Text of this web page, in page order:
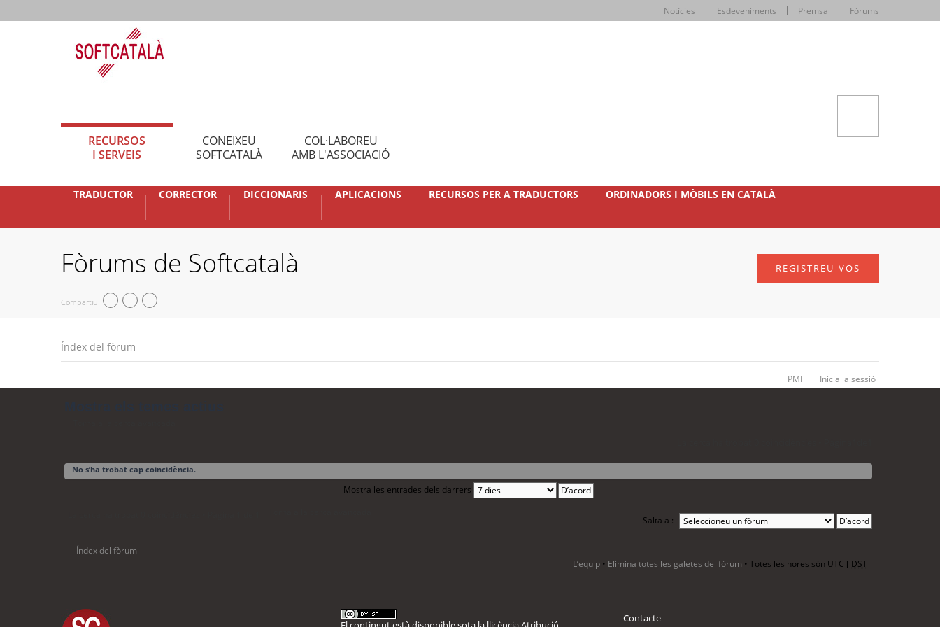
Notícies Esdeveniments Premsa Fòrums
RECURSOS
I SERVEIS
CONEIXEU
SOFTCATALÀ
COL·LABOREU
AMB L'ASSOCIACIÓ
TRADUCTOR CORRECTOR DICCIONARIS APLICACIONS RECURSOS PER A TRADUCTORS ORDINADORS I MÒBILS EN CATALÀ
Fòrums de Softcatalà
Compartiu
REGISTREU-VOS
Índex del fòrum
PMF Inicia la sessió
No s’ha trobat cap coincidència.
Mostra les entrades dels darrers
Salta a :
Índex del fòrum
L’equip • Elimina totes les galetes del fòrum • Totes les hores són UTC [ DST]
Contacte